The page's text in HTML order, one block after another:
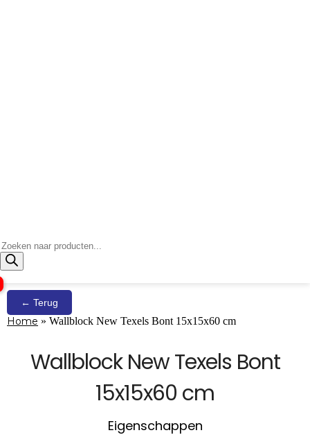
Producten
zoeken
← Terug
Home » Wallblock New Texels Bont 15x15x60 cm
Wallblock New Texels Bont
15x15x60 cm
Eigenschappen